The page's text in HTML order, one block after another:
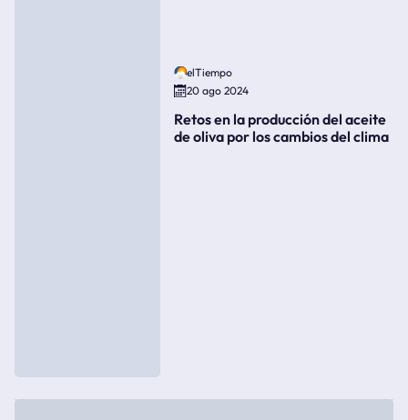
elTiempo
20 ago 2024
Retos en la producción del aceite
de oliva por los cambios del clima